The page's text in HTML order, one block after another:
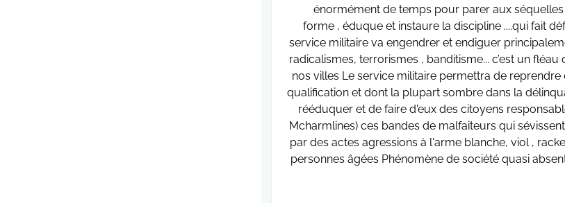
énormément de temps pour parer aux
forme , éduque et instaure la discipline ....qui fait
service militaire va engendrer et endiguer
radicalismes, terrorismes , banditisme... c’est un fléau
nos villes Le service militaire permettra de
qualification et dont la plupart sombre dans la
rééduquer et de faire d'eux des citoyens
Mcharmlines) ces bandes de malfaiteurs qui
par des actes agressions à l'arme blanche, viol ,
personnes âgées Phénomène de société quasi